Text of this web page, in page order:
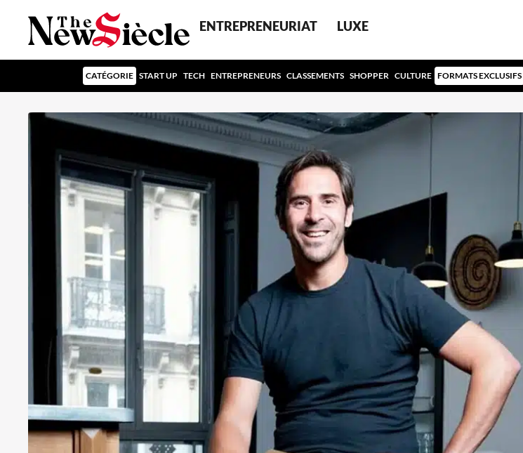
ENTREPRENEURIAT LUXE
CATÉGORIE START UP TECH ENTREPRENEURS CLASSEMENTS SHOPPER CULTURE FORMATS EXCLUSIFS